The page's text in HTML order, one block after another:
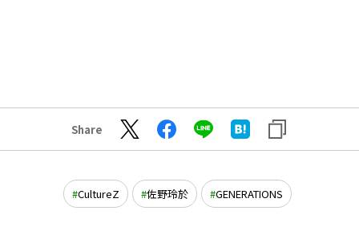
Share
CultureZ 佐野玲於 GENERATIONS